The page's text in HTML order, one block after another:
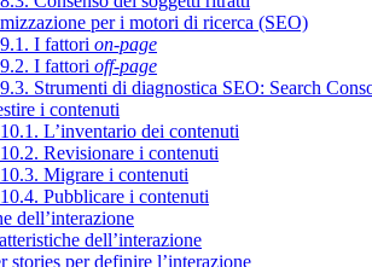
per i motori di ricerca (SEO)
I fattori on-page
I fattori off-page
Strumenti di diagnostica SEO: Search
i contenuti
L’inventario dei contenuti
Revisionare i contenuti
Migrare i contenuti
Pubblicare i contenuti
dell’interazione
dell’interazione
stories per definire l’interazione